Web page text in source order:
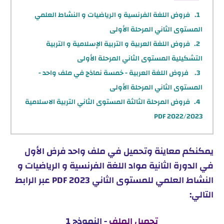
فروض اللغة الفرنسية و الرياضيات و النشاط العلمي
المستوى الثاني المرحلة الأولى
فروض اللغة العربية و التربية الإسلامية و التربية
التشكيلية المستوى الثاني المرحلة الأولى
فروض اللغة العربية - خمسة نماذج في ملف واحد -
المستوى الثاني المرحلة الأولى
فروض المرحلة الثالثة المستوى الثاني التربية الاسلامية
PDF 2022/2023
يمكنكم معاينة وتحميل في ملف واحد فرض الأول
في الدورة الثانية مواد اللغة الفرنسية و الرياضيات و
النشاط العلمي للمستوى الثاني 2023 PDF عبر الرابط
التالي: